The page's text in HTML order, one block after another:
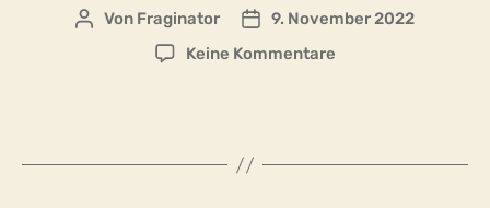
worauf
ich
Beitragsautor
Von Fraginator Beitragsdatum
9. November 2022
Keine Kommentarezu